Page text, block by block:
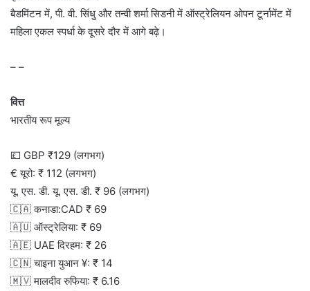
बैडमिंटन में, पी. वी. सिंधु और तन्वी शर्मा सिडनी में ऑस्ट्रेलियन ओपन टूर्नामेंट में
महिला एकल स्पर्धा के दूसरे दौर में आगे बढ़े।
– –
वित्त
भारतीय रूप मूल्य
💷 GBP ₹129 (लगभग)
€ यूरो: ₹ 112 (लगभग)
यू. एस. डी. यू. एस. डी. ₹ 96 (लगभग)
🇨🇦 कनाडा:CAD ₹ 69
🇦🇺 ऑस्ट्रेलिया: ₹ 69
🇦🇪 UAE दिरहम: ₹ 26
🇨🇳 चाइना युआन ¥: ₹ 14
🇲🇻 मालदीव रुफिया: ₹ 6.16